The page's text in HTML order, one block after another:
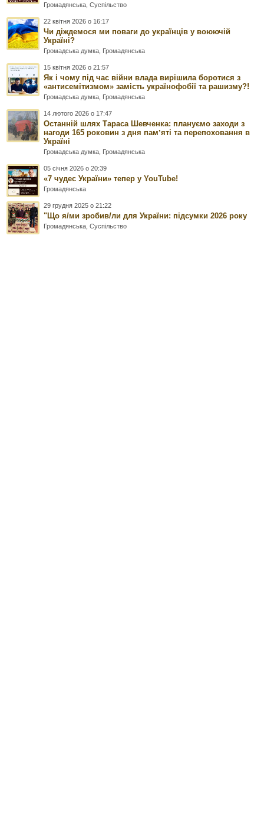
Громадянська ,Суспільство
22 квітня 2026 о 16:17
Чи діждемося ми поваги до українців у воюючій
Україні?
Громадська думка Громадянська
15 квітня 2026 о 21:57
Як і чому під час війни влада вирішила боротися з
«антисемітизмом» замість українофобії та рашизму?!
Громадська думка Громадянська
14 лютого 2026 о 17:47
Останній шлях Тараса Шевченка: плануємо заходи з
нагоди 165 роковин з дня памʼяті та перепоховання в
Україні
Громадська думка Громадянська
05 січня 2026 о 20:39
«7 чудес України» тепер у YouTube!
Громадянська
29 грудня 2025 о 21:22
"Що я/ми зробив/ли для України: підсумки 2026 року
Громадянська ,Суспільство